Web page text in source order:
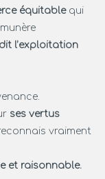
équitablequi
l’exploitation
ses vertus
vraiment
et raisonnable.